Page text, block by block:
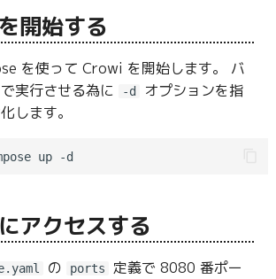
開始する
を使って Crowi を開始します。 バ
実行させる為に
-d
オプションを指
します。
アクセスする
の ports
定義で 8080 番ポー